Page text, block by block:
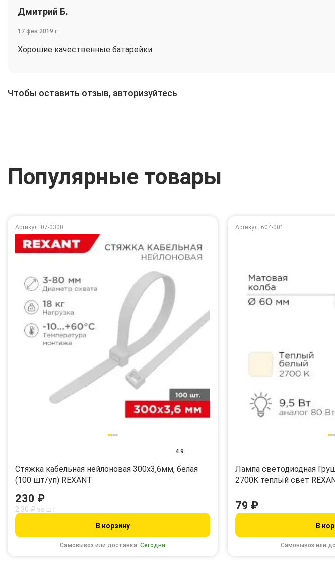
Дмитрий Б.
17 фев 2019 г.
Хорошие качественные батарейки.
Чтобы оставить отзыв, авторизуйтесь
Популярные товары
Артикул: 07-0300
4.9
Стяжка кабельная нейлоновая 300x3,6мм, белая
(100 шт/уп) REXANT
Самовывоз или доставка:Сегодня
230 ₽
2.30 ₽ за шт
В корзину
Артикул: 604-001
Лампа светодиодная
2700K теплый свет
Самовывоз или
79 ₽
В